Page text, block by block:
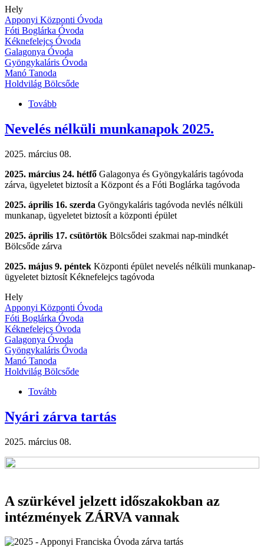
Hely
Apponyi Központi Óvoda
Fóti Boglárka Óvoda
Kéknefelejcs Óvoda
Galagonya Óvoda
Gyöngykaláris Óvoda
Manó Tanoda
Holdvilág Bölcsőde
Tovább
Óvodások
XXIX.
Nevelés nélküli munkanapok 2025.
2025. március 08.
2025. március 24. hétfő Galagonya és Gyöngykaláris tagóvoda
zárva, ügyeletet biztosít a Központ és a Fóti Boglárka tagóvoda
2025. április 16. szerda Gyöngykaláris tagóvoda nevlés nélküli
munkanap, ügyeletet biztosít a központi épület
2025. április 17. csütörtök Bölcsődei szakmai nap-mindkét
Bölcsőde zárva
2025. május 9. péntek Központi épület nevelés nélküli munkanap-
ügyeletet biztosít Kéknefelejcs tagóvoda
Hely
Apponyi Központi Óvoda
Fóti Boglárka Óvoda
Kéknefelejcs Óvoda
Galagonya Óvoda
Gyöngykaláris Óvoda
Manó Tanoda
Holdvilág Bölcsőde
Tovább
munkanapok
2025.)
Nyári zárva tartás
2025. március 08.
A szürkével jelzett időszakokban az
intézmények ZÁRVA vannak